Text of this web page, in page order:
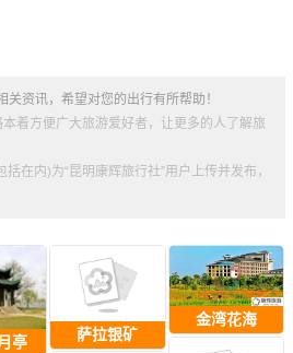
资讯，希望对您的出行有所帮助！
着方便广大旅游爱好者，让更多的人了解旅
在内)为“昆明康辉旅行社”用户上传并发布，
亭 萨拉银矿
金湾花海